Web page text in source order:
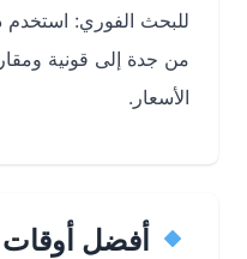
للبحث الفوري: استخدم
من جدة إلى قونية ومقارنة
الأسعار.
أفضل أوقات